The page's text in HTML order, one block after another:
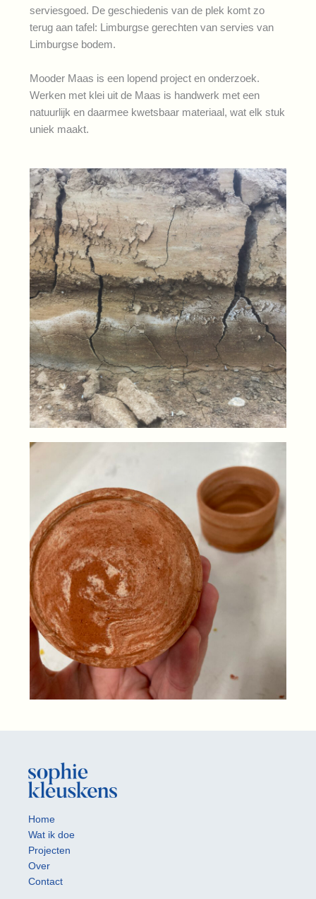
serviesgoed. De geschiedenis van de plek komt zo
terug aan tafel: Limburgse gerechten van servies van
Limburgse bodem.
Mooder Maas is een lopend project en onderzoek.
Werken met klei uit de Maas is handwerk met een
natuurlijk en daarmee kwetsbaar materiaal, wat elk stuk
uniek maakt.
Home
Wat ik doe
Projecten
Over
Contact